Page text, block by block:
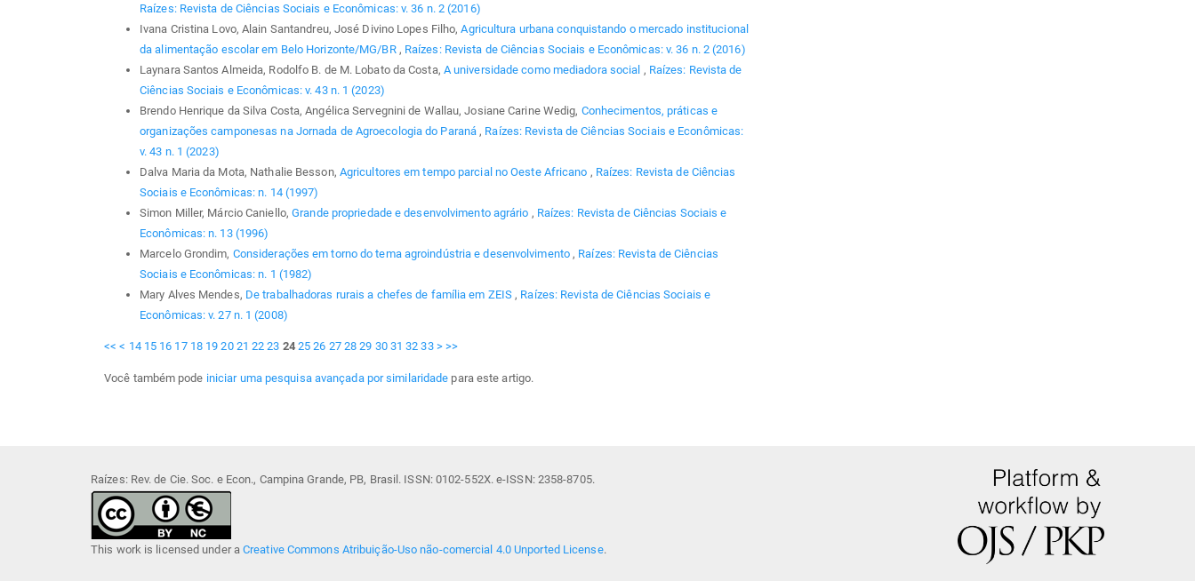
Raízes: Revista de Ciências Sociais e Econômicas: v. 36 n. 2 (2016)
Ivana Cristina Lovo, Alain Santandreu, José Divino Lopes Filho,Agricultura urbana conquistando o mercado institucional
da alimentação escolar em Belo Horizonte/MG/BR , Raízes: Revista de Ciências Sociais e Econômicas: v. 36 n. 2 (2016)
Laynara Santos Almeida, Rodolfo B. de M. Lobato da Costa, A universidade como mediadora social , Raízes: Revista de
Ciências Sociais e Econômicas: v. 43 n. 1 (2023)
Brendo Henrique da Silva Costa, Angélica Servegnini de Wallau, Josiane Carine Wedig, Conhecimentos, práticas e
organizações camponesas na Jornada de Agroecologia do Paraná, Raízes: Revista de Ciências Sociais e Econômicas:
v. 43 n. 1 (2023)
Dalva Maria da Mota, Nathalie Besson, Agricultores em tempo parcial no Oeste Africano , Raízes: Revista de Ciências
Sociais e Econômicas: n. 14 (1997)
Simon Miller, Márcio Caniello,Grande propriedade e desenvolvimento agrário , Raízes: Revista de Ciências Sociais e
Econômicas: n. 13 (1996)
Marcelo Grondim, Considerações em torno do tema agroindústria e desenvolvimento, Raízes: Revista de Ciências
Sociais e Econômicas: n. 1 (1982)
Mary Alves Mendes, De trabalhadoras rurais a chefes de família em ZEIS, Raízes: Revista de Ciências Sociais e
Econômicas: v. 27 n. 1 (2008)
<< < 14 15 16 17 18 19 20 21 22 23 24 25 26 27 28 29 30 31 32 33 > >>
Você também pode iniciar uma pesquisa avançada por similaridade para este artigo.
Raízes: Rev. de Cie. Soc. e Econ., Campina Grande, PB, Brasil. ISSN: 0102-552X. e-ISSN: 2358-8705.
This work is licensed under aCreative Commons Atribuição-Uso não-comercial 4.0 Unported License.